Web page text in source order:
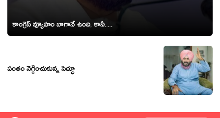
కాంగ్రెస్ వ్యూహం బాగానే ఉంది, కానీ…
పంతం నెగ్గించుకున్న సిద్ధూ